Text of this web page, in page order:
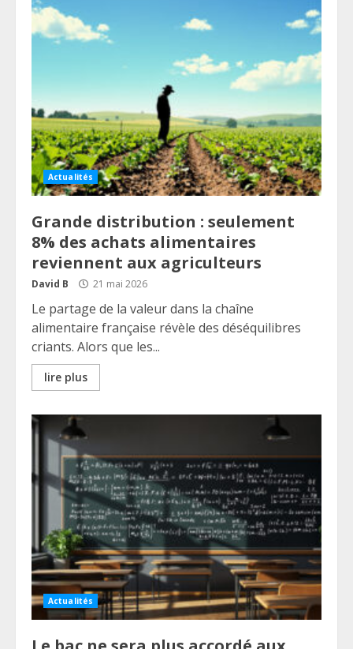
Actualités
Grande distribution : seulement
8% des achats alimentaires
reviennent aux agriculteurs
David B 21 mai 2026
Le partage de la valeur dans la chaîne
alimentaire française révèle des déséquilibres
criants. Alors que les...
lire plus
Actualités